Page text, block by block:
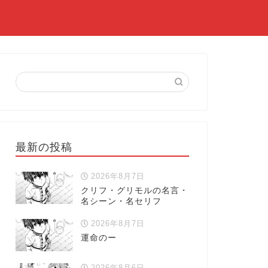
最新の投稿
2026年8月7日
クリフ・グリモルの名言・
名シーン・名セリフ
2026年8月7日
運命のー